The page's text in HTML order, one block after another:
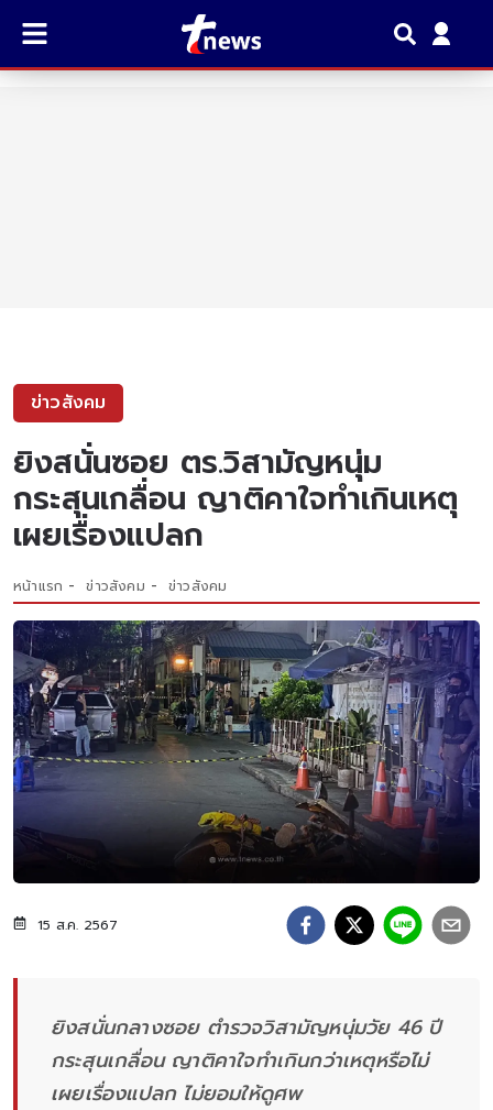
ข่าวสังคม
ยิงสนั่นซอย ตร.วิสามัญหนุ่ม
กระสุนเกลื่อน ญาติคาใจทำเกินเหตุ
เผยเรื่องแปลก
หน้าแรก ข่าวสังคม ข่าวสังคม
15 ส.ค. 2567
ยิงสนั่นกลางซอย ตำรวจวิสามัญหนุ่มวัย 46 ปี
กระสุนเกลื่อน ญาติคาใจทำเกินกว่าเหตุหรือไม่
เผยเรื่องแปลก ไม่ยอมให้ดูศพ